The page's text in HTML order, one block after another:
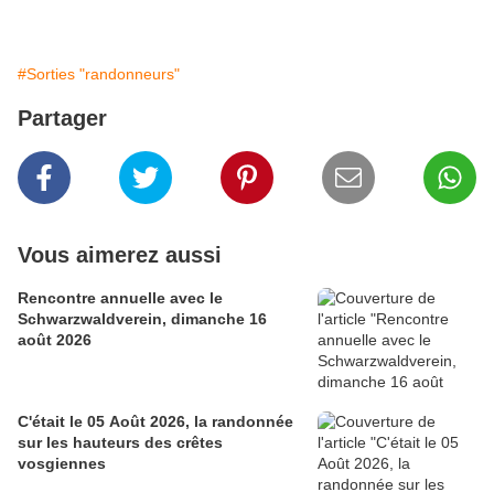
#Sorties "randonneurs"
Partager
Vous aimerez aussi
Rencontre annuelle avec le
Schwarzwaldverein, dimanche 16
août 2026
C'était le 05 Août 2026, la randonnée
sur les hauteurs des crêtes
vosgiennes